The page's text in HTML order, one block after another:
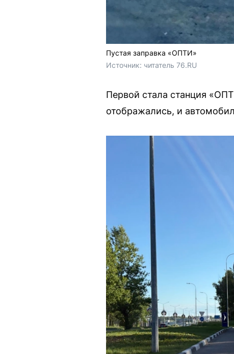
Пустая заправка «ОПТИ»
Источник: читатель 76.RU
Первой стала станция
отображались, и